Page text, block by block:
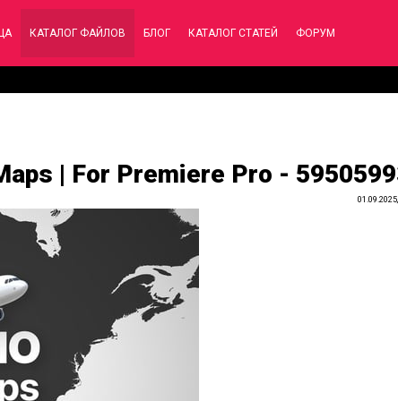
КАТАЛОГ ФАЙЛОВ БЛОГ КАТАЛОГ СТАТЕЙ ФОРУМ
| For Premiere Pro -